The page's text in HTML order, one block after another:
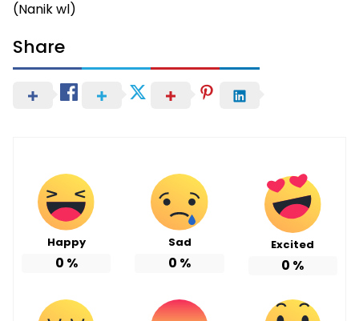
(Nanik wl)
Share
Happy
0 %
Sad
0 %
Excited
0 %